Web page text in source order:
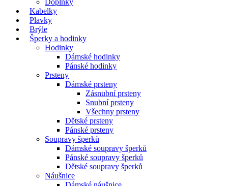
Doplňky
Kabelky
Plavky
Brýle
Šperky a hodinky
Hodinky
Dámské hodinky
Pánské hodinky
Prsteny
Dámské prsteny
Zásnubní prsteny
Snubní prsteny
Všechny prsteny
Dětské prsteny
Pánské prsteny
Soupravy šperků
Dámské soupravy šperků
Pánské soupravy šperků
Dětské soupravy šperků
Náušnice